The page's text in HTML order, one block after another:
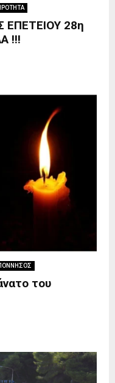
28η
!!!
του